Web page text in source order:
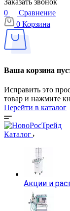
0
Сравнение
0 Корзина
Ваша корзина
Исправить это
товар и нажмите
Перейти в каталог
Каталог
Акции и